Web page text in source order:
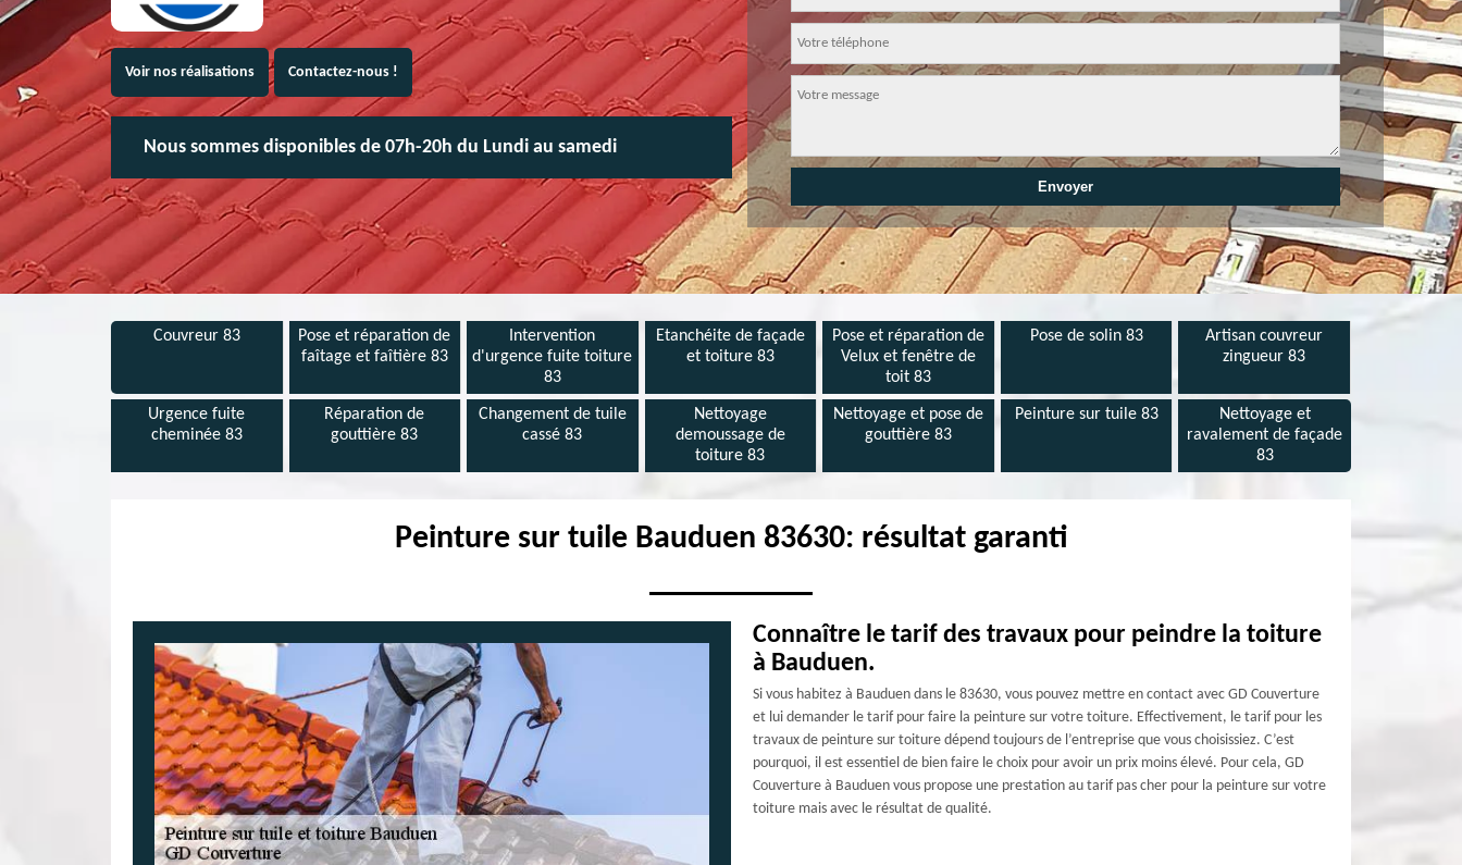
Voir nos réalisations Contactez-nous !
Nous sommes disponibles de 07h-20h du Lundi au samedi
Couvreur 83
Pose et réparation de
faîtage et faîtière 83
Intervention
d'urgence fuite toiture
83
Etanchéite de façade
et toiture 83
Pose et réparation de
Velux et fenêtre de
toit 83
Pose de solin 83
Artisan couvreur
zingueur 83
Urgence fuite
cheminée 83
Réparation de
gouttière 83
Changement de tuile
cassé 83
Nettoyage
demoussage de
toiture 83
Nettoyage et pose de
gouttière 83
Peinture sur tuile 83
Nettoyage et
ravalement de façade
83
Peinture sur tuile Bauduen 83630: résultat garanti
Connaître le tarif des travaux pour peindre la toiture
à Bauduen.
Si vous habitez à Bauduen dans le 83630, vous pouvez mettre en contact avec GD Couverture
et lui demander le tarif pour faire la peinture sur votre toiture. Effectivement, le tarif pour les
travaux de peinture sur toiture dépend toujours de l’entreprise que vous choisissiez. C’est
pourquoi, il est essentiel de bien faire le choix pour avoir un prix moins élevé. Pour cela, GD
Couverture à Bauduen vous propose une prestation au tarif pas cher pour la peinture sur votre
toiture mais avec le résultat de qualité.